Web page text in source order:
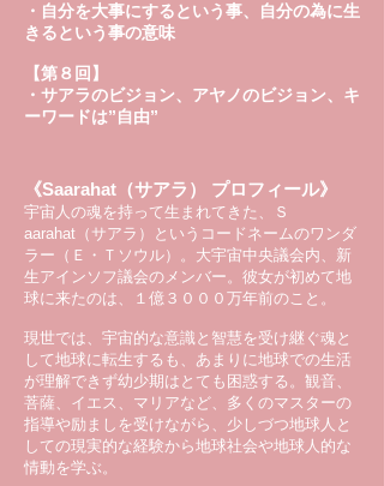
・自分を大事にするという事、自分の為に生
きるという事の意味
【第８回】
・サアラのビジョン、アヤノのビジョン、キ
ーワードは”自由”
《Saarahat（サアラ） プロフィール》
宇宙人の魂を持って生まれてきた、Ｓ
aarahat（サアラ）というコードネームのワンダ
ラー（Ｅ・Ｔソウル）。大宇宙中央議会内、新
生アインソフ議会のメンバー。彼女が初めて地
球に来たのは、１億３０００万年前のこと。
現世では、宇宙的な意識と智慧を受け継ぐ魂と
して地球に転生するも、あまりに地球での生活
が理解できず幼少期はとても困惑する。観音、
菩薩、イエス、マリアなど、多くのマスターの
指導や励ましを受けながら、少しづつ地球人と
しての現実的な経験から地球社会や地球人的な
情動を学ぶ。